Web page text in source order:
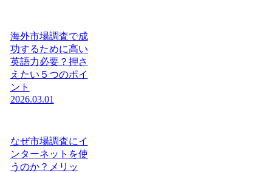
海外市場調査で成
功するために高い
英語力必要？押さ
えたい５つのポイ
ント
2026.03.01
なぜ市場調査にイ
ンターネットを使
うのか？メリッ